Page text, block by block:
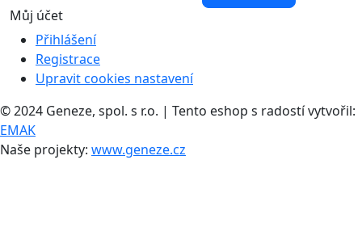
Můj účet
Přihlášení
Registrace
Upravit cookies nastavení
© 2024 Geneze, spol. s r.o. | Tento eshop s radostí vytvořil:
EMAK
Naše projekty: www.geneze.cz